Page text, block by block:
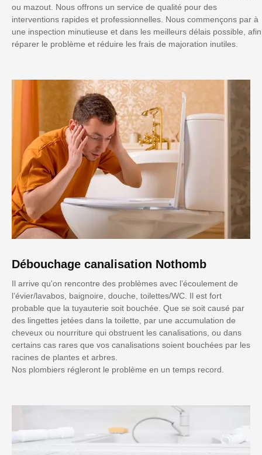
ou mazout. Nous offrons un service de qualité pour des
interventions rapides et professionnelles. Nous commençons par à
une inspection minutieuse et dans les meilleurs délais possible, afin
réparer le problème et réduire les frais de majoration inutiles.
Débouchage canalisation Nothomb
Il arrive qu'on rencontre des problèmes avec l’écoulement de
l’évier/lavabos, baignoire, douche, toilettes/WC. Il est fort
probable que la tuyauterie soit bouchée. Que se soit causé par
des lingettes jetées dans la toilette, par une accumulation de
cheveux ou nourriture qui obstruent les canalisations, ou dans
certains cas rares que vos canalisations soient bouchées par les
racines de plantes et arbres.
Nos plombiers régleront le problème en un temps record.